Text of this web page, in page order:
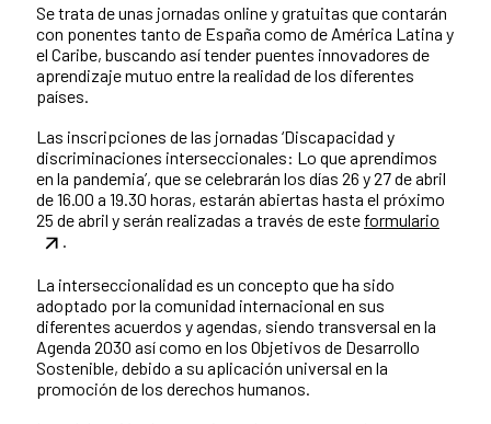
Se trata de unas jornadas online y gratuitas que contarán
con ponentes tanto de España como de América Latina y
el Caribe, buscando así tender puentes innovadores de
aprendizaje mutuo entre la realidad de los diferentes
países.
Las inscripciones de las jornadas ‘Discapacidad y
discriminaciones interseccionales: Lo que aprendimos
en la pandemia’, que se celebrarán los días 26 y 27 de abril
de 16.00 a 19.30 horas, estarán abiertas hasta el próximo
25 de abril y serán realizadas a través de este formulario
.
La interseccionalidad es un concepto que ha sido
adoptado por la comunidad internacional en sus
diferentes acuerdos y agendas, siendo transversal en la
Agenda 2030 así como en los Objetivos de Desarrollo
Sostenible, debido a su aplicación universal en la
promoción de los derechos humanos.